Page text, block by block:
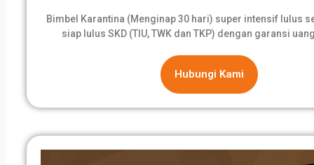
Bimbel Karantina (Menginap 30 hari) super intensif lulus
siap lulus SKD (TIU, TWK dan TKP) dengan garansi
Hubungi Kami